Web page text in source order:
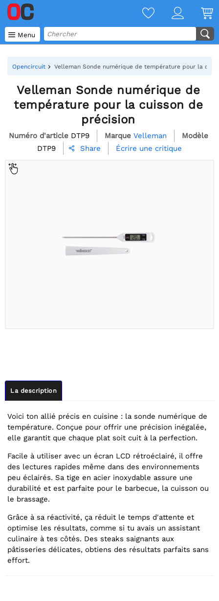
 Menu
Opencircuit Velleman Sonde numérique de température pour la
Velleman Sonde numérique de
température pour la cuisson de
précision
Numéro d'article DTP9 Marque Velleman
Modèle
DTP9
 Share Écrire une critique
La description
Voici ton allié précis en cuisine : la sonde numérique de
température. Conçue pour offrir une précision inégalée,
elle garantit que chaque plat soit cuit à la perfection.
Facile à utiliser avec un écran LCD rétroéclairé, il offre
des lectures rapides même dans des environnements
peu éclairés. Sa tige en acier inoxydable assure une
durabilité et est parfaite pour le barbecue, la cuisson ou
le brassage.
Grâce à sa réactivité, ça réduit le temps d'attente et
optimise les résultats, comme si tu avais un assistant
culinaire à tes côtés. Des steaks saignants aux
pâtisseries délicates, obtiens des résultats parfaits sans
effort.